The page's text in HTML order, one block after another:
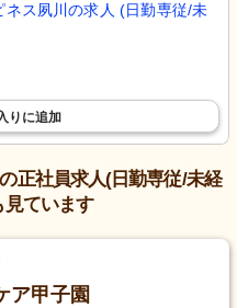
ネス夙川の求人 (日勤専従/未
り に追加
正社員求人(日勤専従/未経
ています
ア甲子園